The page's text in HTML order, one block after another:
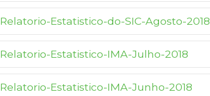
Relatorio-Estatistico-do-SIC-Agosto-2018
Relatorio-Estatistico-IMA-Julho-2018
Relatorio-Estatistico-IMA-Junho-2018